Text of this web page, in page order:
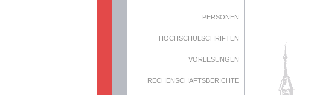
PERSONEN
HOCHSCHULSCHRIFTEN
VORLESUNGEN
RECHENSCHAFTSBERICHTE